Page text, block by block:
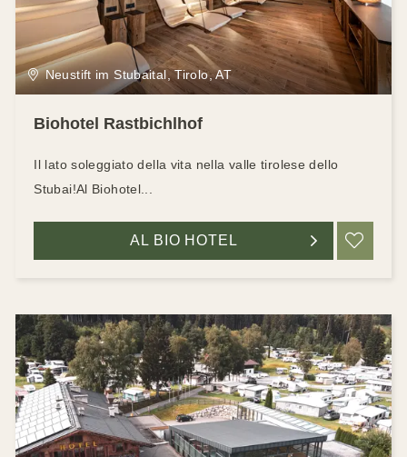
Neustift im Stubaital, Tirolo, AT
Biohotel Rastbichlhof
Il lato soleggiato della vita nella valle tirolese dello
Stubai!Al Biohotel...
AL BIO HOTEL